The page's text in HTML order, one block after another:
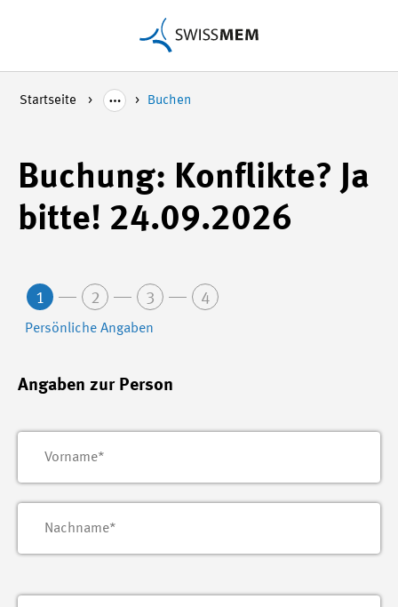
Startseite Buchen
Buchung: Konflikte? Ja
bitte! 24.09.2026
1 2 3 4
Persönliche Angaben
Angaben zur Person